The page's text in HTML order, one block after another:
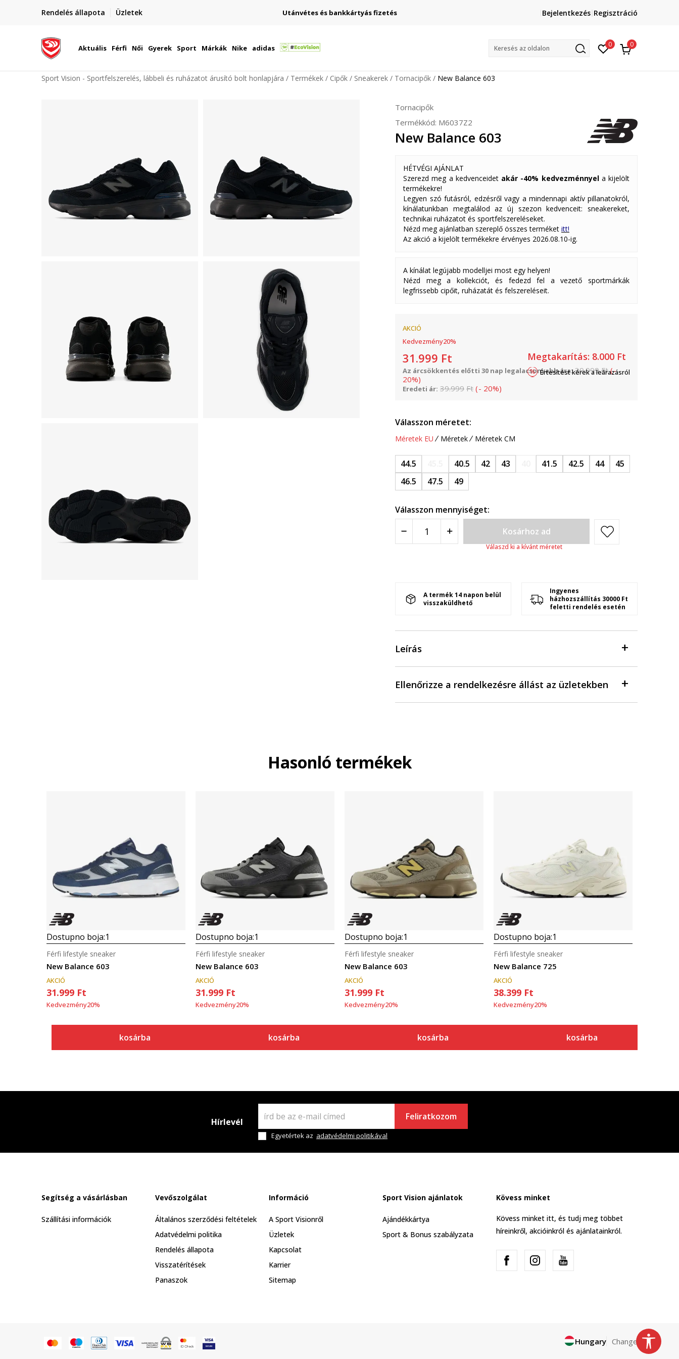
Rendelés állapota Üzletek
Szállítás Magyarország területén Utánvétes és bankkártyás fizetés
Lépj velünk kapcsolatba
online@sport-vision.huBejelentkezés Regisztráció
Aktuális Férfi Női Gyerek Sport Márkák Nike adidas Keresés az oldalon 0 0
Sport Vision - Sportfelszerelés, lábbeli és ruházatot árusító bolt honlapjára Termékek Cipők Sneakerek Tornacipők New Balance 603
Tornacipők
Termékkód: M6037Z2
New Balance 603
HÉTVÉGI AJÁNLAT
Szerezd meg a kedvenceidet akár -40% kedvezménnyel a kijelölt
termékekre!
Legyen szó futásról, edzésről vagy a mindennapi aktív pillanatokról,
kínálatunkban megtalálod az új szezon kedvenceit: sneakereket,
technikai ruházatot és sportfelszereléseket.
Nézd meg ajánlatban szereplő összes terméket itt!
Az akció a kijelölt termékekre érvényes 2026.08.10-ig.
A kínálat legújabb modelljei most egy helyen!
Nézd meg a kollekciót, és fedezd fel a vezető sportmárkák
legfrissebb cipőit, ruházatát és felszereléseit.
AKCIÓ
Kedvezmény20%
31.999 Ft
Az árcsökkentés előtti 30 nap legalacsonyabb ára: 39.999 Ft (-
20%)
Eredeti ár: 39.999 Ft (- 20%)
Megtakarítás: 8.000 Ft
Értesítést kérek a leárazásról
Válasszon méretet:
Méretek EU Méretek Méretek CM
44.5 40.5 42 43 41.5 42.5 44
45
46.5
47.5 49
Válasszon mennyiséget:
Kosárhoz ad
Válaszd ki a kívánt méretet
A termék 14 napon belül
visszaküldhető
Ingyenes
házhozszállítás 30000 Ft
feletti rendelés esetén
Leírás
Ellenőrizze a rendelkezésre állást az üzletekben
Hasonló termékek
Dostupno boja:1
New Balance 603
Férfi lifestyle sneaker
AKCIÓ
31.999 Ft
Kedvezmény20%
kosárba
Dostupno boja:1
New Balance 603
Férfi lifestyle sneaker
AKCIÓ
31.999 Ft
Kedvezmény20%
kosárba
Dostupno boja:1
New Balance 603
Férfi lifestyle sneaker
AKCIÓ
31.999 Ft
Kedvezmény20%
kosárba
Dostupno boja:1
New Balance 725
Férfi lifestyle sneaker
AKCIÓ
38.399 Ft
Kedvezmény20%
kosárba
Hírlevél Feliratkozom
Egyetértek az adatvédelmi politikával
Segítség a vásárlásban
Szállítási információk
Vevőszolgálat
Általános szerződési feltételek
Adatvédelmi politika
Rendelés állapota
Visszatérítések
Panaszok
Információ
A Sport Visionről
Üzletek
Kapcsolat
Karrier
Sitemap
Sport Vision ajánlatok
Ajándékkártya
Sport & Bonus szabályzata
Kövess minket
Kövess minket itt, és tudj meg többet
híreinkről, akcióinkról és ajánlatainkról.
Hungary Change